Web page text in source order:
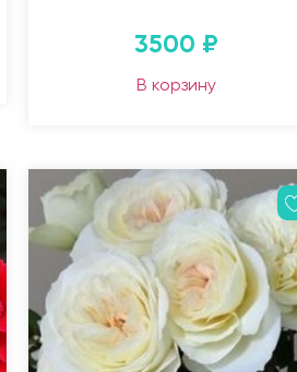
3500 ₽
В корзину